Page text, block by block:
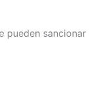
pueden sancionar